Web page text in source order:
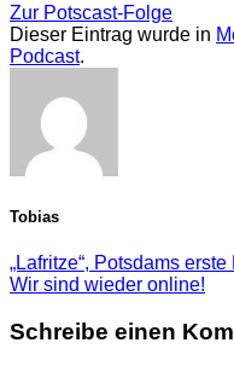
Zur Potscast-Folge
Dieser Eintrag wurde in
Podcast.
Tobias
„Lafritze“, Potsdams
Wir sind wieder online!
Schreibe einen